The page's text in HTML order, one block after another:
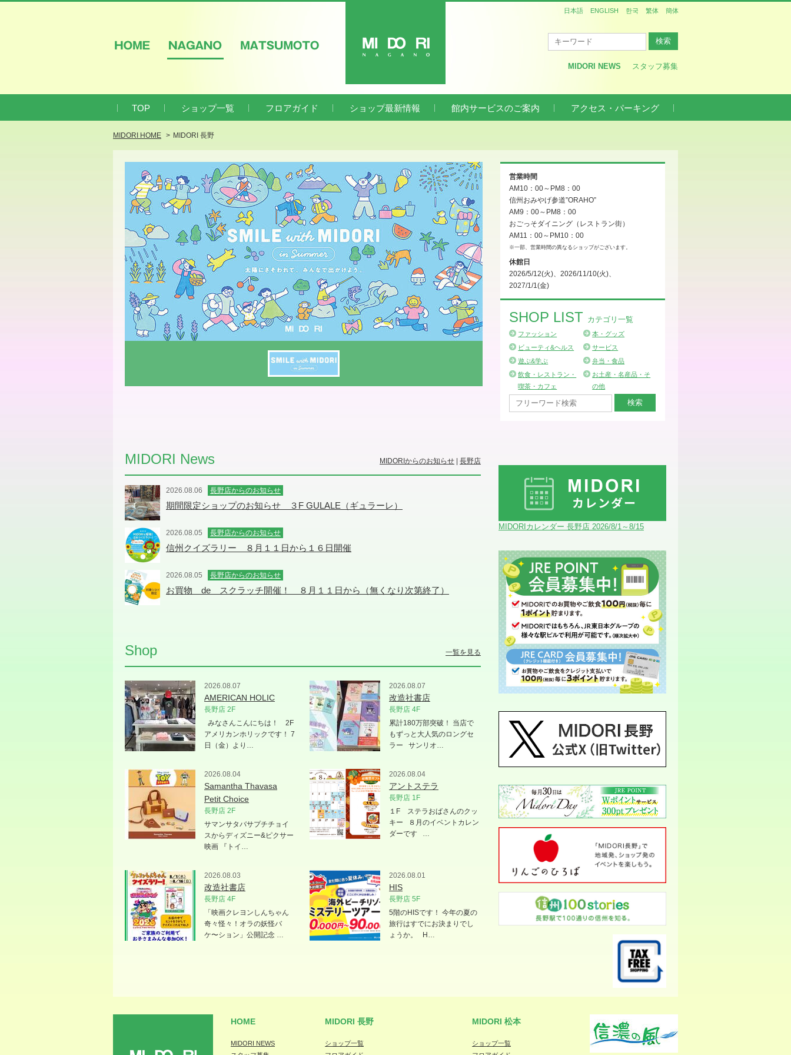
MIDORI NEWS
スタッフ募集
日本語 ENGLISH 한국 繁体 簡体
TOP ショップ一覧 フロアガイド ショップ最新情報 館内サービスのご案内 アクセス・パーキング
MIDORI HOME MIDORI 長野
営業時間
AM10：00～PM8：00
信州おみやげ参道”ORAHO”
AM9：00～PM8：00
おごっそダイニング（レストラン街）
AM11：00～PM10：00
※一部、営業時間の異なるショップがございます。
休館日
2026/5/12(火)、2026/11/10(火)、
2027/1/1(金)
SHOP LIST カテゴリ一覧
ファッション
本・グッズ
ビューティ&ヘルス
サービス
遊ぶ&学ぶ
弁当・食品
飲食・レストラン・
喫茶・カフェ
お土産・名産品・そ
の他
MIDORI News MIDORIからのお知らせ | 長野店
2026.08.06 長野店からのお知らせ
期間限定ショップのお知らせ ３F GULALE（ギュラーレ）
2026.08.05 長野店からのお知らせ
信州クイズラリー ８月１１日から１６日開催
2026.08.05 長野店からのお知らせ
お買物 de スクラッチ開催！ ８月１１日から（無くなり次第終了）
Shop 一覧を見る
2026.08.07
AMERICAN HOLIC
長野店 2F
みなさんこんにちは！ 2F
アメリカンホリックです！ 7
日（金）より…
2026.08.07
改造社書店
長野店 4F
累計180万部突破！ 当店で
もずっと大人気のロングセ
ラー サンリオ…
2026.08.04
Samantha Thavasa
Petit Choice
長野店 2F
サマンサタバサプチチョイ
スからディズニー&ピクサー
映画 『トイ…
2026.08.04
アントステラ
長野店 1F
１F ステラおばさんのクッ
キー ８月のイベントカレン
ダーです …
2026.08.03
改造社書店
長野店 4F
「映画クレヨンしんちゃん
奇々怪々！オラの妖怪バ
ケ〜ション」公開記念 …
2026.08.01
HIS
長野店 5F
5階のHISです！ 今年の夏の
旅行はすでにお決まりでし
ょうか。 H…
MIDORIカレンダー 長野店 2026/8/1～8/15
HOME
MIDORI NEWS
MIDORI 長野
ショップ一覧
MIDORI 松本
ショップ一覧